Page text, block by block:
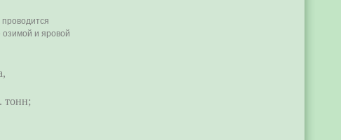
озимой и яровой
тонн;